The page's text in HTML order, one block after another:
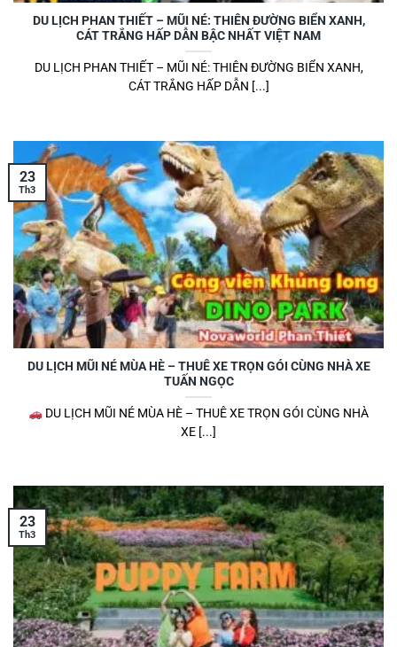
DU LỊCH PHAN THIẾT – MŨI NÉ: THIÊN ĐƯỜNG BIỂN XANH,
CÁT TRẮNG HẤP DẪN BẬC NHẤT VIỆT NAM
DU LỊCH PHAN THIẾT – MŨI NÉ: THIÊN ĐƯỜNG BIỂN XANH,
CÁT TRẮNG HẤP DẪN [...]
DU LỊCH MŨI NÉ MÙA HÈ – THUÊ XE TRỌN GÓI CÙNG NHÀ XE
TUẤN NGỌC
DU LỊCH MŨI NÉ MÙA HÈ – THUÊ XE TRỌN GÓI CÙNG NHÀ
XE [...]
23
Th3
23
Th3